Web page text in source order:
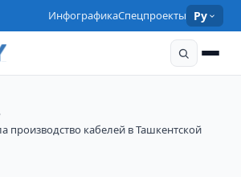
ИнфографикаСпецпроекты Ру
›
производство кабелей в Ташкентской